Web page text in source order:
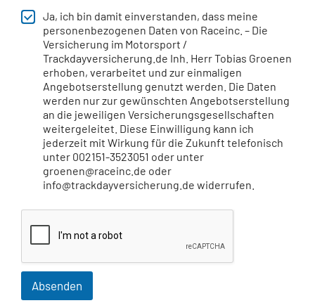
Ja, ich bin damit einverstanden, dass meine
personenbezogenen Daten von Raceinc. – Die
Versicherung im Motorsport /
Trackdayversicherung.de Inh. Herr Tobias Groenen
erhoben, verarbeitet und zur einmaligen
Angebotserstellung genutzt werden. Die Daten
werden nur zur gewünschten Angebotserstellung
an die jeweiligen Versicherungsgesellschaften
weitergeleitet. Diese Einwilligung kann ich
jederzeit mit Wirkung für die Zukunft telefonisch
unter 002151-3523051 oder unter
groenen@raceinc.de oder
info@trackdayversicherung.de widerrufen.
Absenden